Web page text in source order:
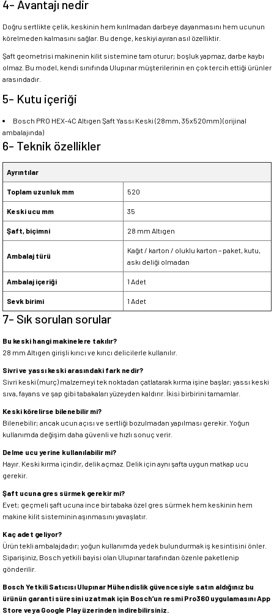
4- Avantajı nedir
Doğru sertlikte çelik, keskinin hem kırılmadan darbeye dayanmasını hem ucunun
körelmeden kalmasını sağlar. Bu denge, keskiyi ayıran asıl özelliktir.
Şaft geometrisi makinenin kilit sistemine tam oturur; boşluk yapmaz, darbe kaybı
olmaz. Bu model, kendi sınıfında Ulupınar müşterilerinin en çok tercih ettiği ürünler
arasındadır.
5- Kutu içeriği
Bosch PRO HEX-4C Altıgen Şaft Yassı Keski (28mm, 35x520mm) (orijinal
ambalajında)
6- Teknik özellikler
Ayrıntılar
Toplam uzunluk mm 520
Keski ucu mm 35
Şaft, biçimni 28 mm Altıgen
Ambalaj türü
Kağıt / karton / oluklu karton – paket, kutu,
askı deliği olmadan
Ambalaj içeriği 1 Adet
Sevk birimi 1 Adet
7- Sık sorulan sorular
Bu keski hangi makinelere takılır?
28 mm Altıgen girişli kırıcı ve kırıcı delicilerle kullanılır.
Sivri ve yassı keski arasındaki fark nedir?
Sivri keski (murç) malzemeyi tek noktadan çatlatarak kırma işine başlar; yassı keski
sıva, fayans ve şap gibi tabakaları yüzeyden kaldırır. İkisi birbirini tamamlar.
Keski körelirse bilenebilir mi?
Bilenebilir; ancak ucun açısı ve sertliği bozulmadan yapılması gerekir. Yoğun
kullanımda değişim daha güvenli ve hızlı sonuç verir.
Delme ucu yerine kullanılabilir mi?
Hayır. Keski kırma içindir, delik açmaz. Delik için aynı şafta uygun matkap ucu
gerekir.
Şaft ucuna gres sürmek gerekir mi?
Evet; geçmeli şaft ucuna ince bir tabaka özel gres sürmek hem keskinin hem
makine kilit sisteminin aşınmasını yavaşlatır.
Kaç adet geliyor?
Ürün tekli ambalajdadır; yoğun kullanımda yedek bulundurmak iş kesintisini önler.
Siparişiniz, Bosch yetkili bayisi olan Ulupınar tarafından özenle paketlenip
gönderilir.
Bosch Yetkili Satıcısı Ulupınar Mühendislik güvencesiyle satın aldığınız bu
ürünün garanti süresini uzatmak için Bosch’un resmi Pro360 uygulamasını App
Store veya Google Play üzerinden indirebilirsiniz.